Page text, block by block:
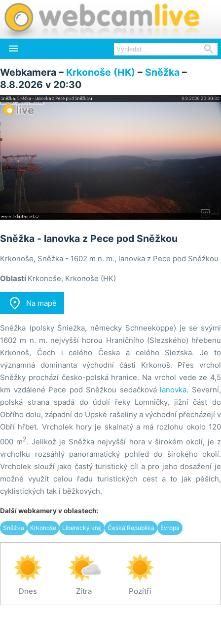
 
Webkamera – Krkonoše (HK) – Sněžka –
8.8.2026 v 20:30
Sněžka - lanovka z Pece pod Sněžkou
Krkonoše, Sněžka - 1602 m n. m., lanovka z Pece pod Sněžkou
Oblasti Krkonoše, Krkonoše (HK)
 Na mapě
Sněžka (polsky Śnieżka, německy Schneekoppe) je se svými
1602 m n. m. nejvyšší horou Hraničního (Slezského) hřebenu
Krkonoš, Čech i celého Česka a celého Slezska. Je to
významná dominanta východní části Krkonoš. Přes vrchol
Sněžky prochází česko-polská hranice. Na vrchol vede ze 4,5
km vzdálené Pece pod Sněžkou sedačková lanovka. Severní,
polská strana spadá do údolí řeky Lomničky, jižní část do
Obřího dolu, západní do Úpské rašeliny a východní přecházejí v
Obří hřbet. Vrcholek hory je skalnatý a má rozlohu okolo 120
000 m2. Jelikož je Sněžka nejvyšší hora v širokém okolí, je z
vrcholku rozsáhlý panoramatický pohled do širokého okolí.
Vrcholek slouží jako častý turistický cíl a pro jeho dosažení je
možné využít celou řadu turistických cest a to jak pěších,
cyklistických tak i běžkových.
Další webkamery v oblastech:
Sněžka Krkonoše Liberecký kraj Česká Republika Evropa
Dnes Zítra Pozítří